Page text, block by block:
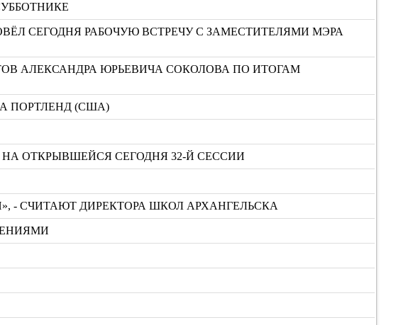
СЕГОДНЯ РАБОЧУЮ ВСТРЕЧУ С ЗАМЕСТИТЕЛЯМИ МЭРА
АЛЕКСАНДРА ЮРЬЕВИЧА СОКОЛОВА ПО ИТОГАМ
ПОРТЛЕНД (США)
ОТКРЫВШЕЙСЯ СЕГОДНЯ 32-Й СЕССИИ
- СЧИТАЮТ ДИРЕКТОРА ШКОЛ АРХАНГЕЛЬСКА